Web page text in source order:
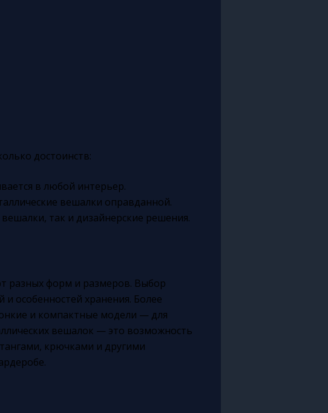
достоинств:
в любой интерьер.
вешалки оправданной.
так и дизайнерские решения.
разных форм и размеров. Выбор
особенностей хранения. Более
и компактные модели — для
вешалок — это возможность
крючками и другими